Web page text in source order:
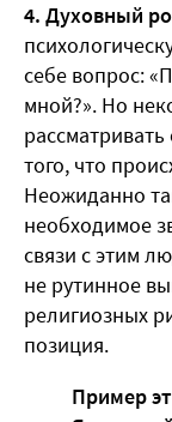
4. Духовный
себе вопрос:
мной?». Но
того, что
Неожиданно
необходимое
связи с этим
не рутинное
религиозных
позиция.
Пример